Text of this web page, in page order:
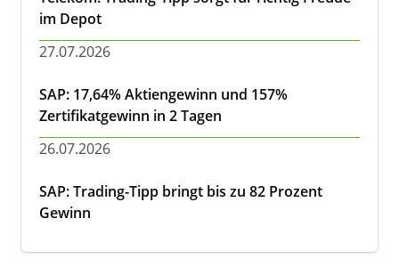
im Depot
27.07.2026
SAP: 17,64% Aktiengewinn und 157%
Zertifikatgewinn in 2 Tagen
26.07.2026
SAP: Trading-Tipp bringt bis zu 82 Prozent
Gewinn